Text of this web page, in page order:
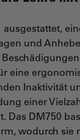
und
eine
Inaktivität
einer
Das DM750
wodurch